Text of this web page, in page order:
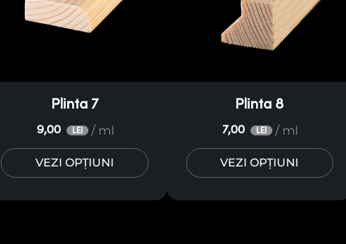
Plinta 7
9,00 LEI / ml
VEZI OPȚIUNI
Plinta 8
7,00 LEI / ml
VEZI OPȚIUNI